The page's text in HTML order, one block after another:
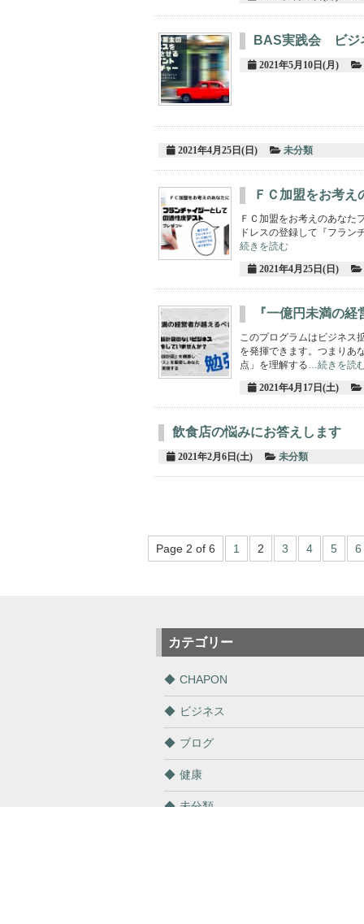
BAS実践会 ビジ
2021年5月10日(月)
2021年4月25日(日) 未分類
ＦＣ加盟をお考え
ＦＣ加盟をお考えのあな
ドレスの登録して『フラ
続きを読む
2021年4月25日(日)
『一億円未満の
このプログラムはビジネス
を発揮できます。つまりあ
点」を理解する …続きを読
2021年4月17日(土)
飲食店の悩みにお答えします
2021年2月6日(土) 未分類
Page 2 of 6 1 2 3 4 5 6
カテゴリー
CHAPON
ビジネス
ブログ
健康
未分類